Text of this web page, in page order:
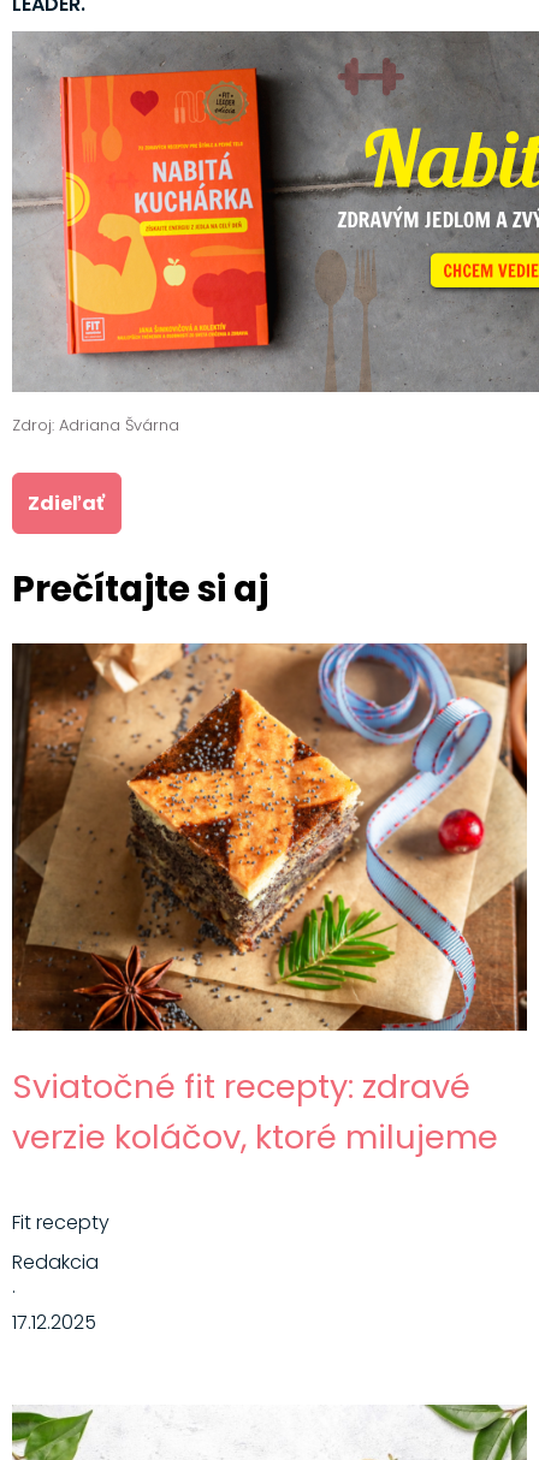
Zdroj: Adriana Švárna
Zdieľať
Prečítajte si aj
Sviatočné fit recepty: zdravé
verzie koláčov, ktoré milujeme
Fit recepty
Redakcia
·
17.12.2025